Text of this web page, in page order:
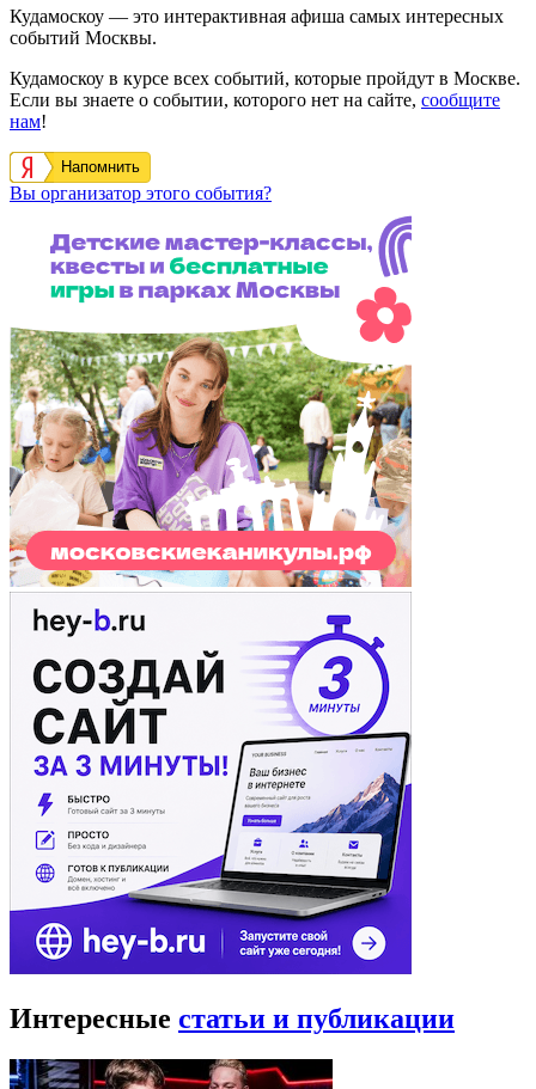
Кудамоскоу — это интерактивная афиша самых интересных
событий Москвы.
Кудамоскоу в курсе всех событий, которые пройдут в Москве.
Если вы знаете о событии, которого нет на сайте, сообщите
нам!
Напомнить
Вы организатор этого события?
Интересные статьи и публикации